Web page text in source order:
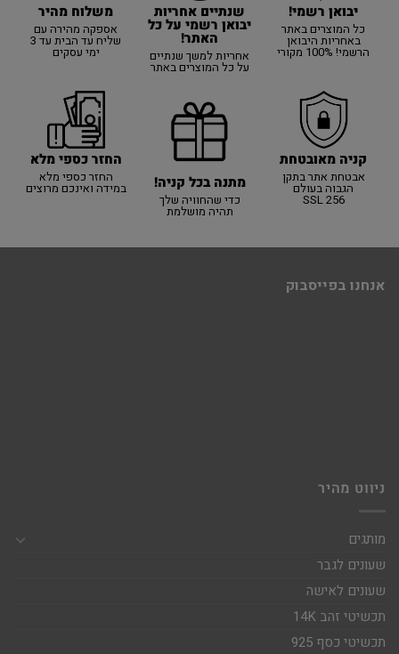
יבואן רשמי!
כל המוצרים באתר
באחריות היבואן
הרשמי! 100% מקורי
שנתיים אחריות
יבואן רשמי על כל
האתר!
אחריות למשך שנתיים
על כל המוצרים באתר
משלוח מהיר
אספקה מהירה עם
שליח עד הבית עד 3
ימי עסקים
קניה מאובטחת
אבטחת אתר בתקן
הגבוה בעולם
SSL 256
מתנה בכל קניה!
כדי שהחוויה שלך
תהיה מושלמת
החזר כספי מלא
החזר כספי מלא
במידה ואינכם מרוצים
אנחנו בפייסבוק
ניווט מהיר
מותגים
שעונים לגבר
שעונים לאישה
תכשיטי זהב 14K
תכשיטי כסף 925